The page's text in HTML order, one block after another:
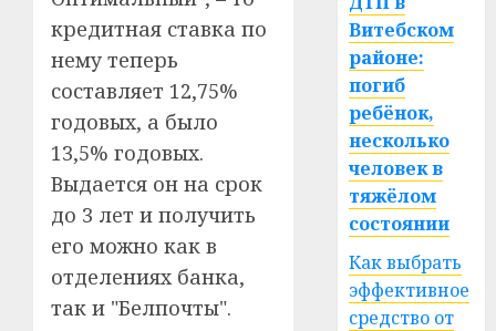
кредитная ставка по
нему теперь
составляет 12,75%
годовых, а было
13,5% годовых.
Выдается он на срок
до 3 лет и получить
его можно как в
отделениях банка,
так и "Белпочты".
Витебском
районе:
погиб
ребёнок,
несколько
человек в
тяжёлом
состоянии
Как выбрать
эффективное
средство от